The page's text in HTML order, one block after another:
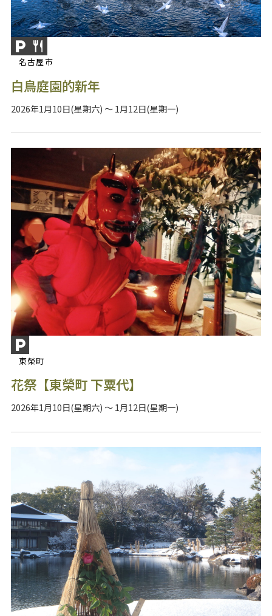
名古屋市
白鳥庭園的新年
2026年1月10日(星期六) ～ 1月12日(星期一)
東榮町
花祭【東榮町 下粟代】
2026年1月10日(星期六) ～ 1月12日(星期一)